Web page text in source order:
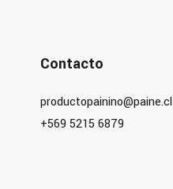
Contacto
productopainino@paine.cl
+569 5215 6879